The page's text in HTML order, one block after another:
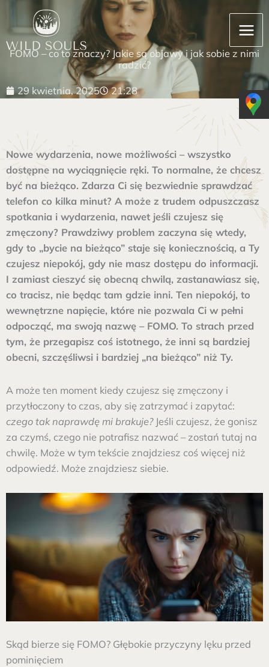
treści
FOMO – co to znaczy? Jakie są objawy i jak sobie z nimi
radzić?
29 kwietnia, 2025 21:28
Nowe wydarzenia, nowe możliwości – wszystko
dostępne na wyciągnięcie ręki. To normalne, że chcesz
być na bieżąco. Zdarza Ci się bezwiednie sprawdzać
telefon co kilka minut? A może z trudem odpuszczasz
spotkania i wydarzenia, nawet jeśli czujesz się
zmęczony? Prawdziwy problem zaczyna się wtedy,
gdy to „bycie na bieżąco” staje się koniecznością, a Ty
czujesz niepokój, gdy nie masz dostępu do informacji.
I zamiast cieszyć się obecną chwilą, zastanawiasz się,
co tracisz, nie będąc tam gdzie inni. Ten niepokój, to
wewnętrzne napięcie, które nie pozwala Ci w pełni
odpocząć, ma swoją nazwę – FOMO. To strach przed
tym, że przegapisz coś istotnego, że inni są bardziej
obecni, szczęśliwsi i bardziej „na bieżąco” niż Ty.
A może ten moment kiedy czujesz się zmęczony i
przytłoczony to czas, aby się zatrzymać i zapytać:
czego tak naprawdę mi brakuje?Jeśli czujesz, że gonisz
za czymś, czego nie potrafisz nazwać – zostań tutaj na
chwilę. Może w tym tekście znajdziesz coś więcej niż
odpowiedź. Może znajdziesz siebie.
Skąd bierze się FOMO? Głębokie przyczyny lęku przed
pominięciem